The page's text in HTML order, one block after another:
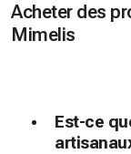
Acheter des
Mimelis
Est-ce